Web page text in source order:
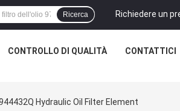
Richiedere un
Ricerca
CONTROLLO DI QUALITÀ CONTATTICI
Hydraulic Oil Filter Element